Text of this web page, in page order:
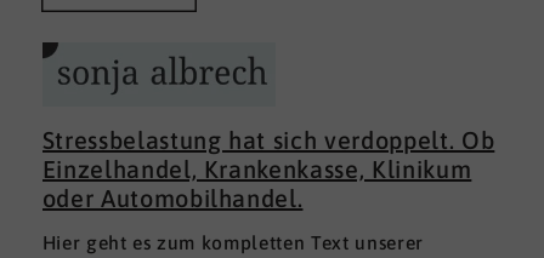
Stressbelastung hat sich verdoppelt. Ob
Einzelhandel, Krankenkasse, Klinikum
oder Automobilhandel.
Hier geht es zum kompletten Text unserer